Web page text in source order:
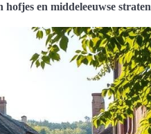
en middeleeuwse straten